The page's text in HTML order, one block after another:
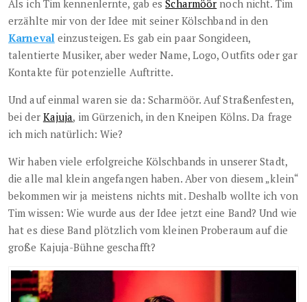
Als ich Tim kennenlernte, gab esScharmöör noch nicht. Tim
erzählte mir von der Idee mit seiner Kölschband in den
Karnevaleinzusteigen. Es gab ein paar Songideen,
talentierte Musiker, aber weder Name, Logo, Outfits oder gar
Kontakte für potenzielle Auftritte.
Und auf einmal waren sie da: Scharmöör. Auf Straßenfesten,
bei der Kajuja, im Gürzenich, in den Kneipen Kölns. Da frage
ich mich natürlich: Wie?
Wir haben viele erfolgreiche Kölschbands in unserer Stadt,
die alle mal klein angefangen haben. Aber von diesem „klein“
bekommen wir ja meistens nichts mit. Deshalb wollte ich von
Tim wissen: Wie wurde aus der Idee jetzt eine Band? Und wie
hat es diese Band plötzlich vom kleinen Proberaum auf die
große Kajuja-Bühne geschafft?